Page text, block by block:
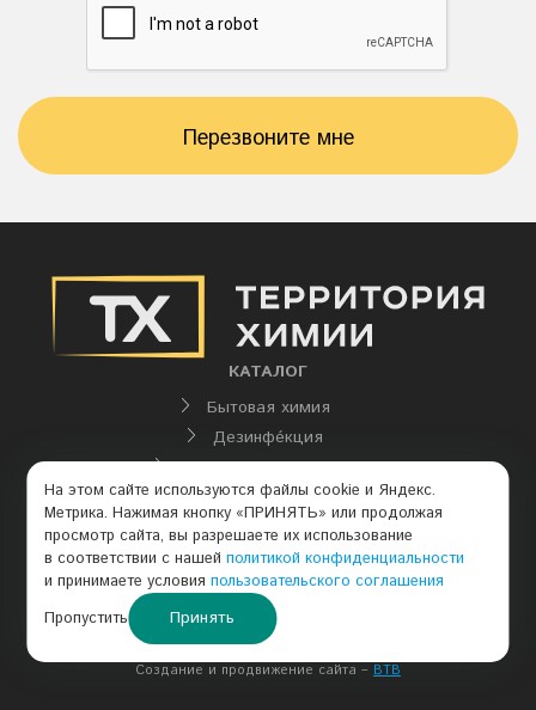
Перезвоните мне
КАТАЛОГ
Бытовая химия
Дезинфе́кция
Промышленная химия
КОНТАКТЫ
+7 (913) 210–91–39
himprom1993@mail.ru
sale@schs.ru
Создание и продвижение сайта – BTB
На этом сайте используются файлы cookie и Яндекс.
Метрика. Нажимая кнопку «ПРИНЯТЬ» или продолжая
просмотр сайта, вы разрешаете их использование
в соответствии с нашейполитикой конфиденциальности
и принимаете условияпользовательского соглашения
Пропустить
Принять